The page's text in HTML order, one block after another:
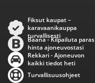
Fiksut kaupat –
karavaanikauppa
turvallisesti
Baana - Kilpailuta paras
hinta ajoneuvostasi
Rekkari - Ajoneuvon
kaikki tiedot heti
Turvallisuusohjeet